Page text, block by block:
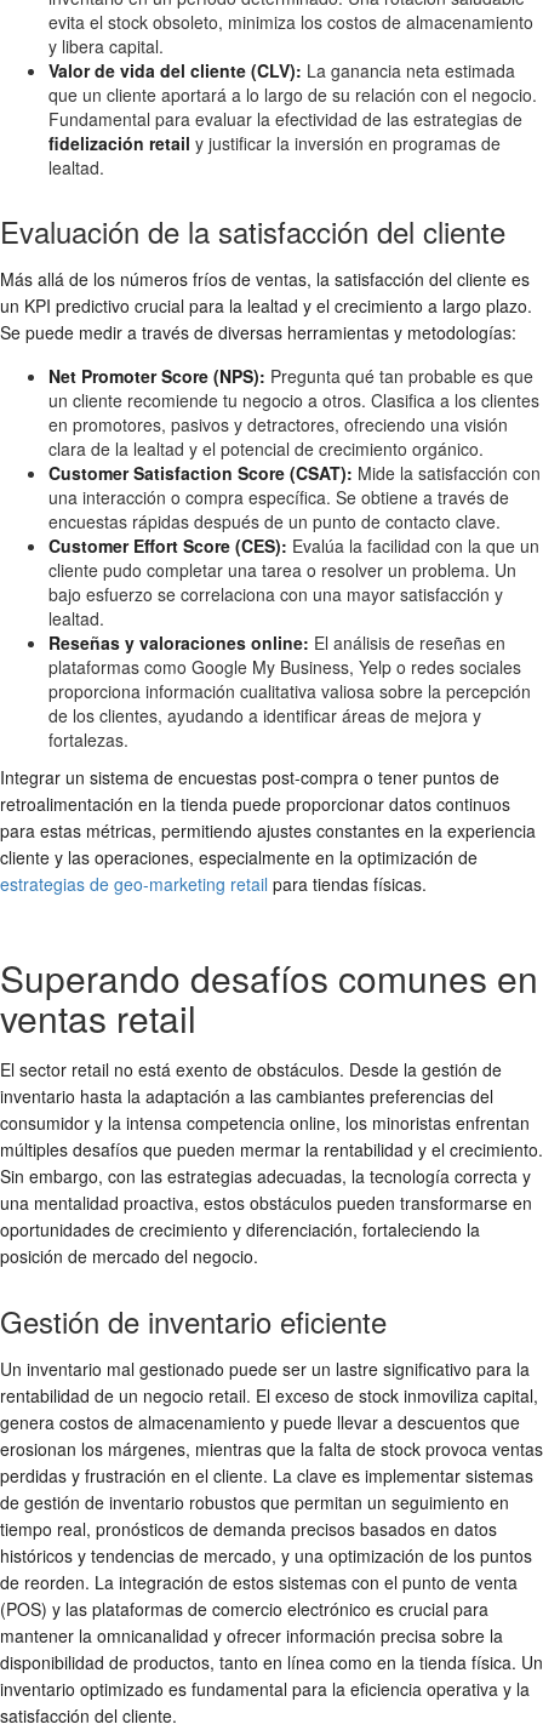
evita el stock obsoleto, minimiza los costos de almacenamiento
y libera capital.
Valor de vida del cliente (CLV): La ganancia neta estimada
que un cliente aportará a lo largo de su relación con el negocio.
Fundamental para evaluar la efectividad de las estrategias de
fidelización retail y justificar la inversión en programas de
lealtad.
Evaluación de la satisfacción del cliente
Más allá de los números fríos de ventas, la satisfacción del cliente es
un KPI predictivo crucial para la lealtad y el crecimiento a largo plazo.
Se puede medir a través de diversas herramientas y metodologías:
Net Promoter Score (NPS): Pregunta qué tan probable es que
un cliente recomiende tu negocio a otros. Clasifica a los clientes
en promotores, pasivos y detractores, ofreciendo una visión
clara de la lealtad y el potencial de crecimiento orgánico.
Customer Satisfaction Score (CSAT): Mide la satisfacción con
una interacción o compra específica. Se obtiene a través de
encuestas rápidas después de un punto de contacto clave.
Customer Effort Score (CES): Evalúa la facilidad con la que un
cliente pudo completar una tarea o resolver un problema. Un
bajo esfuerzo se correlaciona con una mayor satisfacción y
lealtad.
Reseñas y valoraciones online: El análisis de reseñas en
plataformas como Google My Business, Yelp o redes sociales
proporciona información cualitativa valiosa sobre la percepción
de los clientes, ayudando a identificar áreas de mejora y
fortalezas.
Integrar un sistema de encuestas post-compra o tener puntos de
retroalimentación en la tienda puede proporcionar datos continuos
para estas métricas, permitiendo ajustes constantes en la experiencia
cliente y las operaciones, especialmente en la optimización de
estrategias de geo-marketing retail para tiendas físicas.
Superando desafíos comunes en
ventas retail
El sector retail no está exento de obstáculos. Desde la gestión de
inventario hasta la adaptación a las cambiantes preferencias del
consumidor y la intensa competencia online, los minoristas enfrentan
múltiples desafíos que pueden mermar la rentabilidad y el crecimiento.
Sin embargo, con las estrategias adecuadas, la tecnología correcta y
una mentalidad proactiva, estos obstáculos pueden transformarse en
oportunidades de crecimiento y diferenciación, fortaleciendo la
posición de mercado del negocio.
Gestión de inventario eficiente
Un inventario mal gestionado puede ser un lastre significativo para la
rentabilidad de un negocio retail. El exceso de stock inmoviliza capital,
genera costos de almacenamiento y puede llevar a descuentos que
erosionan los márgenes, mientras que la falta de stock provoca ventas
perdidas y frustración en el cliente. La clave es implementar sistemas
de gestión de inventario robustos que permitan un seguimiento en
tiempo real, pronósticos de demanda precisos basados en datos
históricos y tendencias de mercado, y una optimización de los puntos
de reorden. La integración de estos sistemas con el punto de venta
(POS) y las plataformas de comercio electrónico es crucial para
mantener la omnicanalidad y ofrecer información precisa sobre la
disponibilidad de productos, tanto en línea como en la tienda física. Un
inventario optimizado es fundamental para la eficiencia operativa y la
satisfacción del cliente.